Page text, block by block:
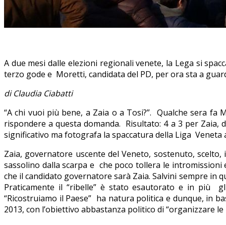
A due mesi dalle elezioni regionali venete, la Lega si
terzo gode e Moretti, candidata del PD, per ora sta a
di Claudia Ciabatti
“A chi vuoi più bene, a Zaia o a Tosi?”. Qualche sera
rispondere a questa domanda. Risultato: 4 a 3 per
significativo ma fotografa la spaccatura della Liga
Zaia, governatore uscente del Veneto, sostenuto, scelto,
sassolino dalla scarpa e che poco tollera le
che il candidato governatore sarà Zaia. Salvini sempre in
Praticamente il “ribelle” è stato esautorato e in più
“Ricostruiamo il Paese” ha natura politica e dunque, in
2013, con l’obiettivo abbastanza politico di “organizzare